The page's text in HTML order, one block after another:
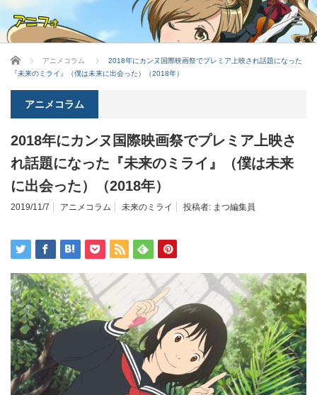
ホーム アニメコラム
2018年にカンヌ国際映画祭でプレミア上映され話題になった
『未来のミライ』（僕は未来に出会った）（2018年）
アニメコラム
2018年にカンヌ国際映画祭でプレミア上映さ
れ話題になった『未来のミライ』（僕は未来
に出会った）（2018年）
2019/11/7 アニメコラム 未来のミライ 投稿者: まつ編集員